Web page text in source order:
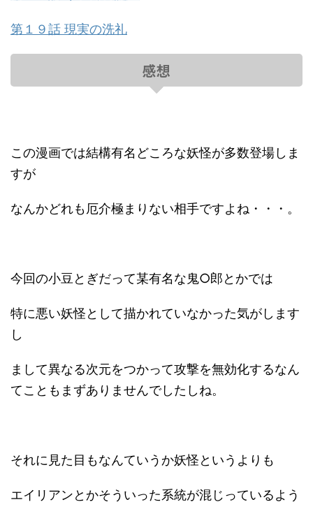
第１９話 現実の洗礼
感想
この漫画では結構有名どころな妖怪が多数登場しま
すが
なんかどれも厄介極まりない相手ですよね・・・。
今回の小豆とぎだって某有名な鬼○郎とかでは
特に悪い妖怪として描かれていなかった気がします
し
まして異なる次元をつかって攻撃を無効化するなん
てこともまずありませんでしたしね。
それに見た目もなんていうか妖怪というよりも
エイリアンとかそういった系統が混じっているよう